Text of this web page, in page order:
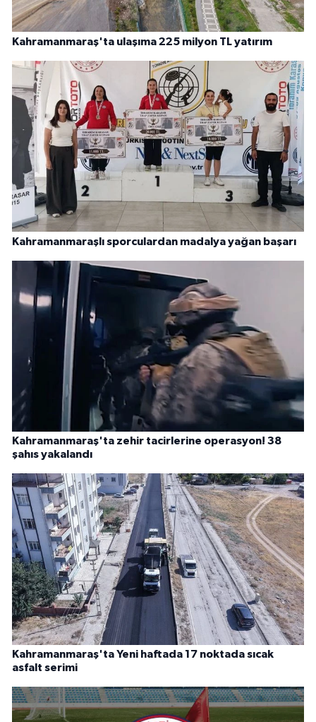
Kahramanmaraş'ta ulaşıma 225 milyon TL yatırım
Kahramanmaraşlı sporculardan madalya yağan başarı
Kahramanmaraş'ta zehir tacirlerine operasyon! 38
şahıs yakalandı
Kahramanmaraş'ta Yeni haftada 17 noktada sıcak
asfalt serimi